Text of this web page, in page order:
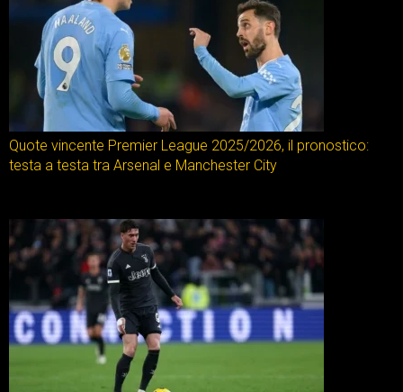
Quote vincente Premier League 2025/2026, il pronostico:
testa a testa tra Arsenal e Manchester City